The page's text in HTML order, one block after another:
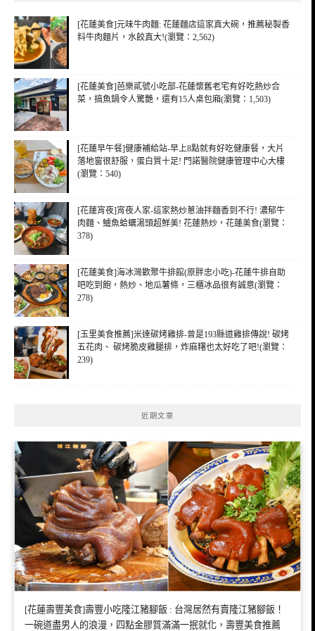
[花蓮美食]元味牛肉麵: 花蓮麵店這家真大碗，推薦秘製香
料牛肉麵片，水餃真大!(瀏覽：2,562)
[花蓮美食]芭樂貳號小吃部-花蓮懷舊老宅有好吃熱炒合
菜，搞魚鍋令人驚艷，還有15人桌包廂(瀏覽：1,503)
[花蓮早午餐]健康補給站-早上8點就有好吃健康餐，大片
落地窗很舒服，蛋白質十足! 門諾醫院健康管理中心大樓
(瀏覽：540)
[花蓮宵夜]宵夜人家-這家熱炒蔥油拌麵香到不行! 濃郁牛
肉麵、鱸魚蛤蠣湯頭超鮮美! 花蓮熱炒，花蓮美食(瀏覽：
378)
[花蓮美食]海冰灣歡聚牛排館(原胖忠小吃)-花蓮牛排自助
吧吃到飽，熱炒、地瓜薯條，三櫃冰品很有誠意(瀏覽：
278)
[玉里美食推薦]米達碳烤雞排-曾是193縣道雞排傳說! 碳烤
五花肉、 碳烤脆皮雞腿排，炸麻糬也太好吃了吧!(瀏覽：
239)
近期文章
[花蓮壽豐美食]壽豐小吃隆江豬腳飯 : 台灣居然有賣隆江豬腳飯！
一碗道盡男人的浪漫，四點金膠質滿滿一抿就化，壽豐美食推薦